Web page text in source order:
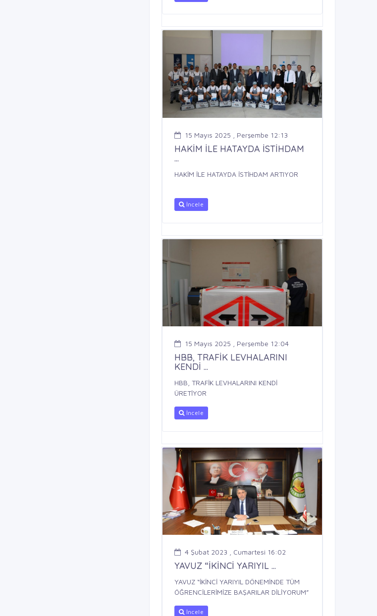
15 Mayıs 2025 , Perşembe 12:13
HAKİM İLE HATAYDA İSTİHDAM
...
HAKİM İLE HATAYDA İSTİHDAM ARTIYOR
İncele
15 Mayıs 2025 , Perşembe 12:04
HBB, TRAFİK LEVHALARINI
KENDİ ...
HBB, TRAFİK LEVHALARINI KENDİ
ÜRETİYOR
İncele
4 Şubat 2023 , Cumartesi 16:02
YAVUZ “İKİNCİ YARIYIL ...
YAVUZ “İKİNCİ YARIYIL DÖNEMİNDE TÜM
ÖĞRENCİLERİMİZE BAŞARILAR DİLİYORUM”
İncele